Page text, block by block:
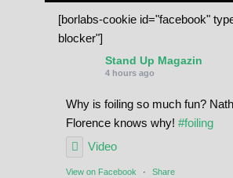
[borlabs-cookie id="facebook"
blocker"]
Stand Up Magazin
4 hours ago
Why is foiling so much fun?
Florence knows why! #foiling
Video
View on Facebook · Share